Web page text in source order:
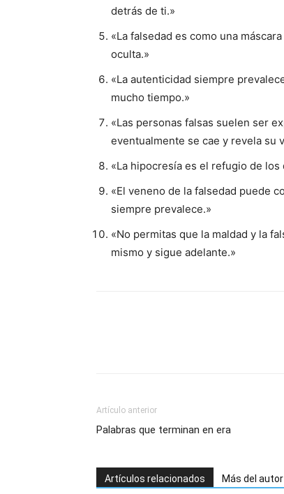
detrás de ti.»
«La falsedad es como una
oculta.»
«La autenticidad siempre
mucho tiempo.»
«Las personas falsas suelen ser
eventualmente se cae y revela su
«La hipocresía es el refugio de
«El veneno de la falsedad puede
siempre prevalece.»
«No permitas que la maldad y la
mismo y sigue adelante.»
Artículo anterior
Palabras que terminan en era
Artículos relacionados Más del autor